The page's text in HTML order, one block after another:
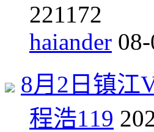
221172
haiander
8月2日镇江
程浩119